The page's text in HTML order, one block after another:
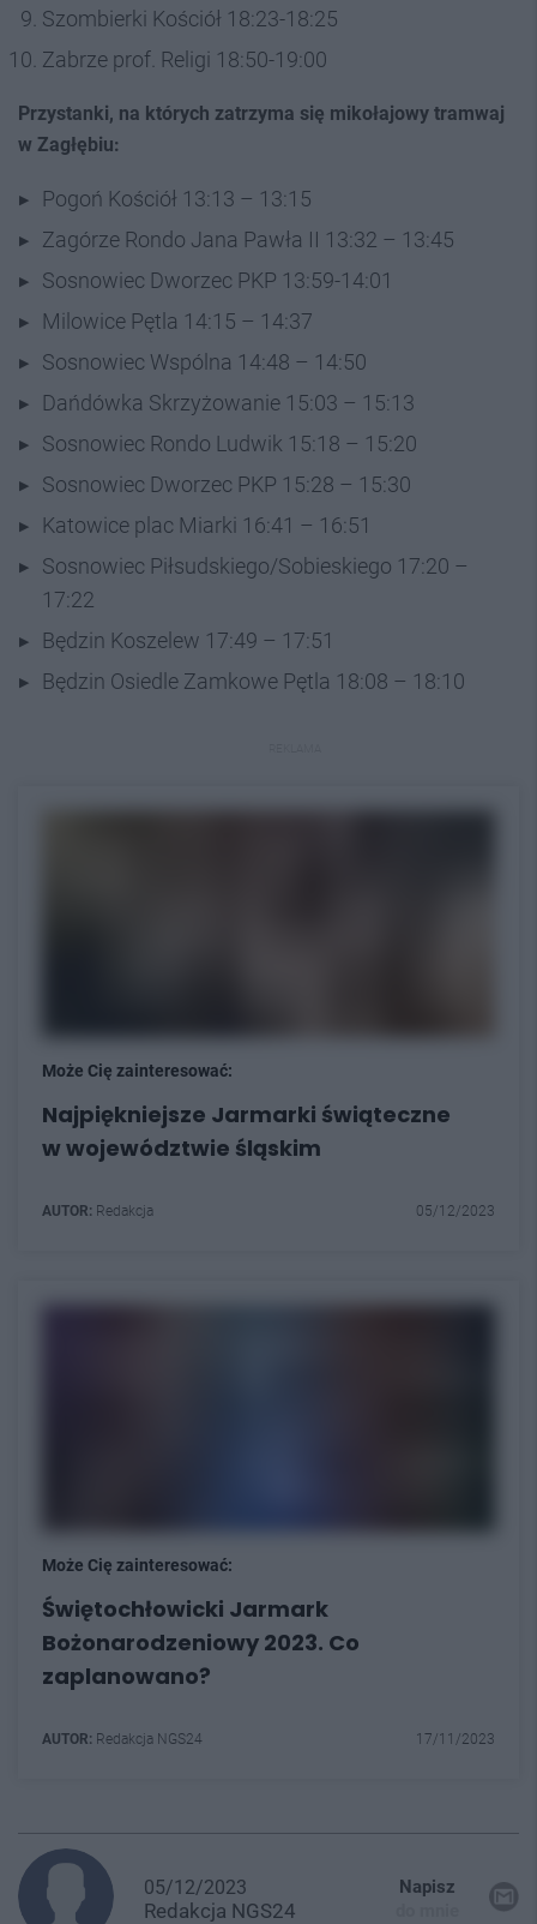
Szombierki Kościół 18:23-18:25
Zabrze prof. Religi 18:50-19:00
Przystanki, na których zatrzyma się mikołajowy tramwaj
w Zagłębiu:
Pogoń Kościół 13:13 – 13:15
Zagórze Rondo Jana Pawła II 13:32 – 13:45
Sosnowiec Dworzec PKP 13:59-14:01
Milowice Pętla 14:15 – 14:37
Sosnowiec Wspólna 14:48 – 14:50
Dańdówka Skrzyżowanie 15:03 – 15:13
Sosnowiec Rondo Ludwik 15:18 – 15:20
Sosnowiec Dworzec PKP 15:28 – 15:30
Katowice plac Miarki 16:41 – 16:51
Sosnowiec Piłsudskiego/Sobieskiego 17:20 –
17:22
Będzin Koszelew 17:49 – 17:51
Będzin Osiedle Zamkowe Pętla 18:08 – 18:10
Może Cię zainteresować:
Najpiękniejsze Jarmarki świąteczne
w województwie śląskim
AUTOR: Redakcja 05/12/2023
Może Cię zainteresować:
Świętochłowicki Jarmark
Bożonarodzeniowy 2023. Co
zaplanowano?
AUTOR: Redakcja NGS24 17/11/2023
05/12/2023
Redakcja NGS24
Napisz